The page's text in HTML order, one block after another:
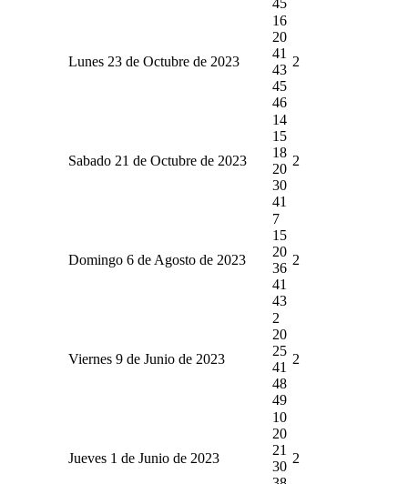
Lunes 23 de Octubre de 2023
16
20
41
43
45
46
2
Sabado 21 de Octubre de 2023
14
15
18
20
30
41
2
Domingo 6 de Agosto de 2023
7
15
20
36
41
43
2
Viernes 9 de Junio de 2023
2
20
25
41
48
49
2
Jueves 1 de Junio de 2023
10
20
21
30
2